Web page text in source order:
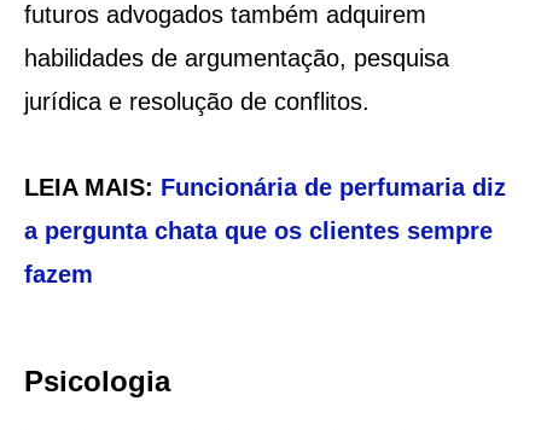
futuros advogados também adquirem
habilidades de argumentação, pesquisa
jurídica e resolução de conflitos.
LEIA MAIS: Funcionária de perfumaria diz
a pergunta chata que os clientes sempre
fazem
Psicologia